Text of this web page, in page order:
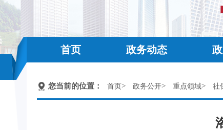
首页 政务动态
您当前的位置： 首页> 政务公开> 重点领域> 社